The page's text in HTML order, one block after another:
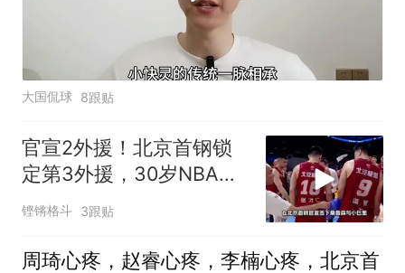
大国侃球 8跟贴
官宣2外援！北京首钢锁
定第3外援，30岁NBA后
卫，球迷期待
铿锵格斗 3跟贴
周琦心疼，赵睿心疼，李楠心疼，北京首